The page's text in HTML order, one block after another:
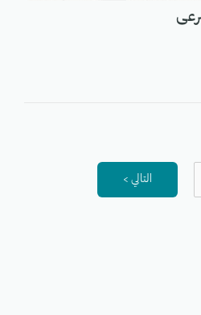
التالي >